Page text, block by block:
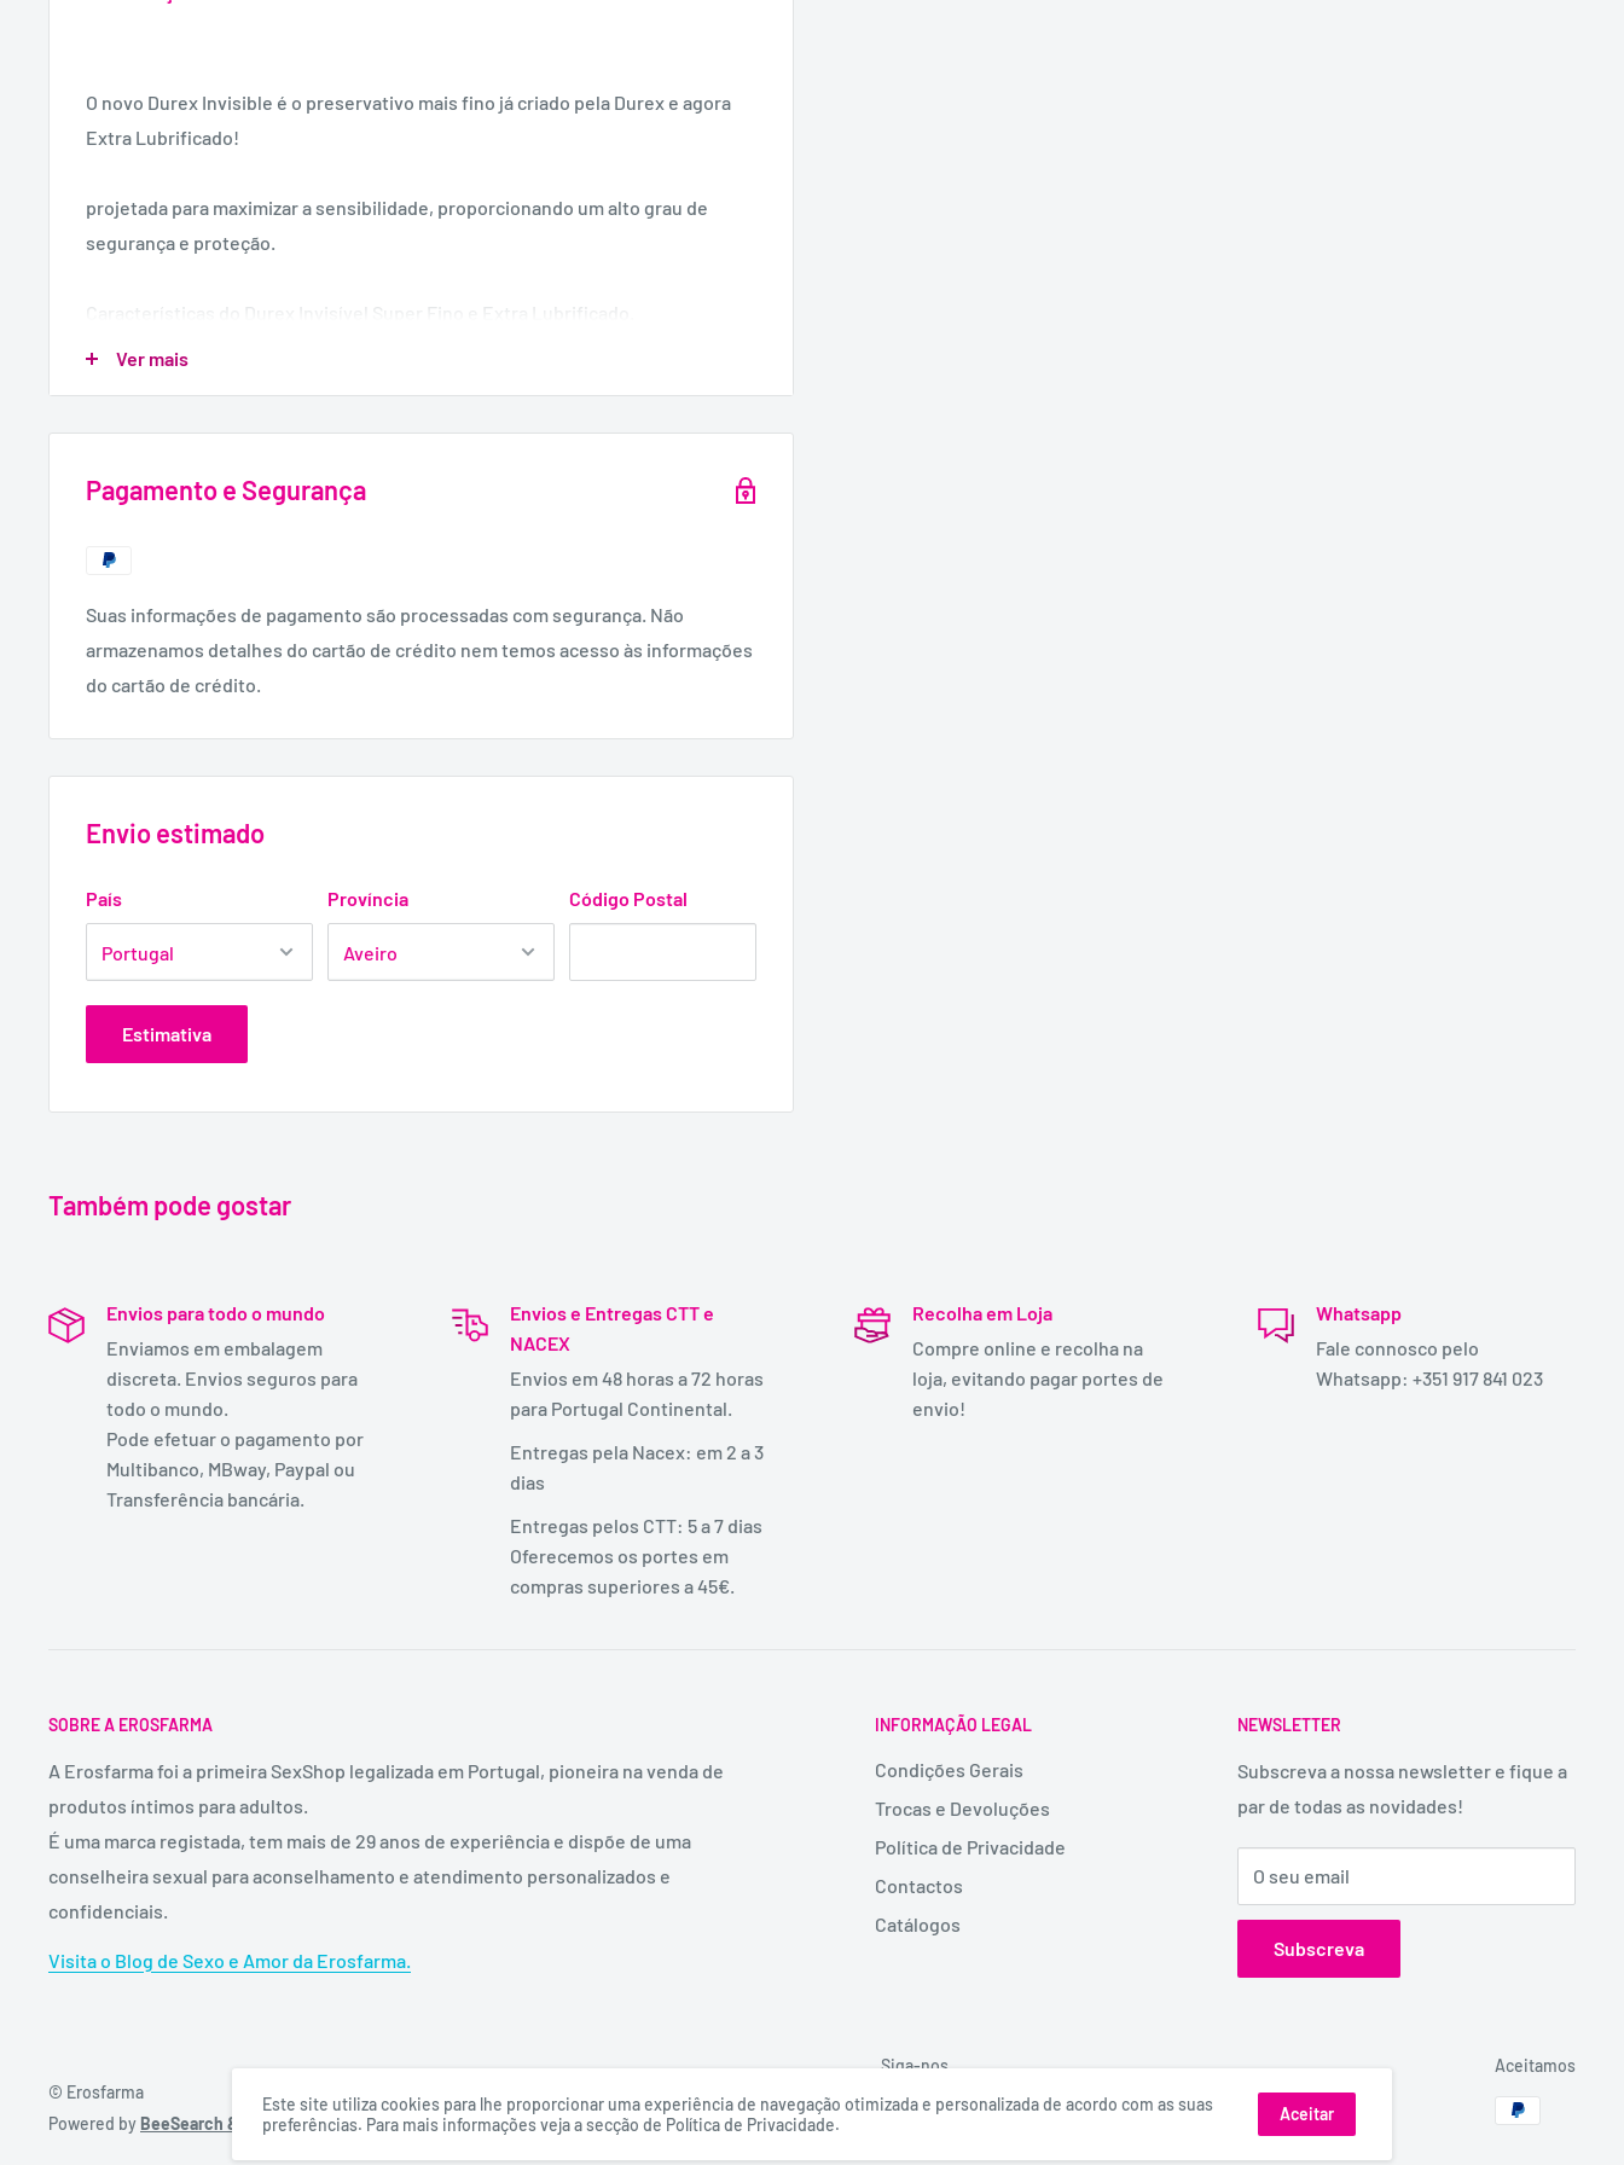
O novo Durex Invisible é o preservativo mais fino já criado pela Durex e agora
Extra Lubrificado!
projetada para maximizar a sensibilidade, proporcionando um alto grau de
segurança e proteção.
Características do Durex Invisível Super Fino e Extra Lubrificado.
- Conservante de látex de borracha natural transparente e lubrificada.
usar preservativos para sexo anal ou oral. Use um preservativo apenas uma
vez. Nenhum método contraceptivo oferece 100% de proteção contra gravidez,
HIV ou doenças sexualmente transmissíveis.
Ver mais
Pagamento e Segurança
Suas informações de pagamento são processadas com segurança. Não
armazenamos detalhes do cartão de crédito nem temos acesso às informações
do cartão de crédito.
Envio estimado
País Província Código Postal
Estimativa
Também pode gostar
Envios para todo o mundo
Enviamos em embalagem
discreta. Envios seguros para
todo o mundo.
Pode efetuar o pagamento por
Multibanco, MBway, Paypal ou
Transferência bancária.
Envios e Entregas CTT e
NACEX
Envios em 48 horas a 72 horas
para Portugal Continental.
Entregas pela Nacex: em 2 a 3
dias
Entregas pelos CTT: 5 a 7 dias
Oferecemos os portes em
compras superiores a 45€.
Recolha em Loja
Compre online e recolha na
loja, evitando pagar portes de
envio!
Whatsapp
Fale connosco pelo
Whatsapp: +351 917 841 023
SOBRE A EROSFARMA
A Erosfarma foi a primeira SexShop legalizada em Portugal, pioneira na venda de
produtos íntimos para adultos.
É uma marca registada, tem mais de 29 anos de experiência e dispõe de uma
conselheira sexual para aconselhamento e atendimento personalizados e
confidenciais.
Visita o Blog de Sexo e Amor da Erosfarma.
INFORMAÇÃO LEGAL
Condições Gerais
Trocas e Devoluções
Política de Privacidade
Contactos
Catálogos
NEWSLETTER
Subscreva a nossa newsletter e fique a
par de todas as novidades!
O seu email
Subscreva
© Erosfarma
Powered by BeeSearch & DigitalFullBox
Siga-nos
Aceitamos
Este site utiliza cookies para lhe proporcionar uma experiência de navegação otimizada e personalizada de acordo com as suas
preferências. Para mais informações veja a secção de Política de Privacidade.
Aceitar